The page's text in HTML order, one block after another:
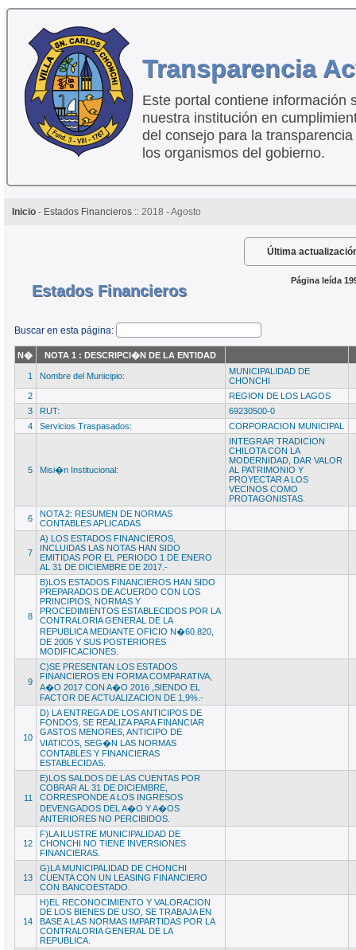
Transparencia
Este portal contiene información
nuestra institución en
del consejo para la
los organismos del gobierno.
Inicio- Estados Financieros:: 2018 - Agosto
Última
Página leída
Estados Financieros
Buscar en esta página:
N� NOTA 1 : DESCRIPCI�N DE LA ENTIDAD
1 Nombre del Municipio:
MUNICIPALIDAD DE
CHONCHI
2
REGION DE LOS LAGOS
3
RUT:
69230500-0
4
Servicios Traspasados: CORPORACION MUNICIPAL
5 Misi�n Institucional:
INTEGRAR TRADICION
CHILOTA CON LA
MODERNIDAD, DAR VALOR
AL PATRIMONIO Y
PROYECTAR A LOS
VECINOS COMO
PROTAGONISTAS.
6
NOTA 2: RESUMEN DE NORMAS
CONTABLES APLICADAS
7
A) LOS ESTADOS FINANCIEROS,
INCLUIDAS LAS NOTAS HAN SIDO
EMITIDAS POR EL PERIODO 1 DE ENERO
AL 31 DE DICIEMBRE DE 2017.-
8
B)LOS ESTADOS FINANCIEROS HAN SIDO
PREPARADOS DE ACUERDO CON LOS
PRINCIPIOS, NORMAS Y
PROCEDIMIENTOS ESTABLECIDOS POR LA
CONTRALORIA GENERAL DE LA
REPUBLICA MEDIANTE OFICIO N�60.820,
DE 2005 Y SUS POSTERIORES
MODIFICACIONES.
9
C)SE PRESENTAN LOS ESTADOS
FINANCIEROS EN FORMA COMPARATIVA,
A�O 2017 CON A�O 2016 ,SIENDO EL
FACTOR DE ACTUALIZACION DE 1,9%.-
10
D) LA ENTREGA DE LOS ANTICIPOS DE
FONDOS, SE REALIZA PARA FINANCIAR
GASTOS MENORES, ANTICIPO DE
VIATICOS, SEG�N LAS NORMAS
CONTABLES Y FINANCIERAS
ESTABLECIDAS.
11
E)LOS SALDOS DE LAS CUENTAS POR
COBRAR AL 31 DE DICIEMBRE,
CORRESPONDE A LOS INGRESOS
DEVENGADOS DEL A�O Y A�OS
ANTERIORES NO PERCIBIDOS.
12
F)LA ILUSTRE MUNICIPALIDAD DE
CHONCHI NO TIENE INVERSIONES
FINANCIERAS.
13
G)LA MUNICIPALIDAD DE CHONCHI
CUENTA CON UN LEASING FINANCIERO
CON BANCOESTADO.
14
H)EL RECONOCIMIENTO Y VALORACION
DE LOS BIENES DE USO, SE TRABAJA EN
BASE A LAS NORMAS IMPARTIDAS POR LA
CONTRALORIA GENERAL DE LA
REPUBLICA.